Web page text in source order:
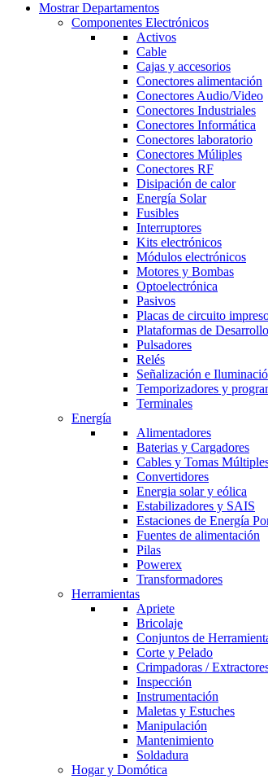
Mostrar Departamentos
Componentes Electrónicos
Activos
Cable
Cajas y accesorios
Conectores alimentación
Conectores Audio/Video
Conectores Industriales
Conectores Informática
Conectores laboratorio
Conectores Múliples
Conectores RF
Disipación de calor
Energía Solar
Fusibles
Interruptores
Kits electrónicos
Módulos electrónicos
Motores y Bombas
Optoelectrónica
Pasivos
Placas de circuito
Plataformas de Desarrollo
Pulsadores
Relés
Señalización e
Temporizadores y
Terminales
Energía
Alimentadores
Baterias y Cargadores
Cables y Tomas
Convertidores
Energia solar y eólica
Estabilizadores y SAIS
Estaciones de Energía
Fuentes de alimentación
Pilas
Powerex
Transformadores
Herramientas
Apriete
Bricolaje
Conjuntos de
Corte y Pelado
Crimpadoras /
Inspección
Instrumentación
Maletas y Estuches
Manipulación
Mantenimiento
Soldadura
Hogar y Domótica